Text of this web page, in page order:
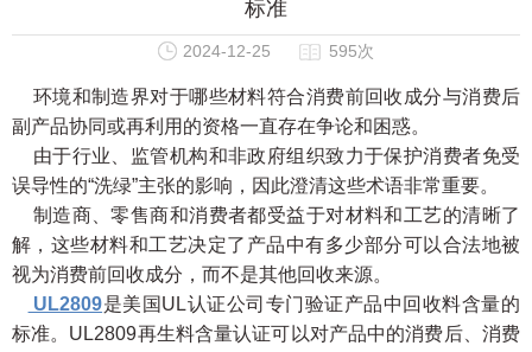
标准
2024-12-25 595次
环境和制造界对于哪些材料符合消费前回收成分与消费后
副产品协同或再利用的资格一直存在争论和困惑。
由于行业、监管机构和非政府组织致力于保护消费者免受
误导性的“洗绿”主张的影响，因此澄清这些术语非常重要。
制造商、零售商和消费者都受益于对材料和工艺的清晰了
解，这些材料和工艺决定了产品中有多少部分可以合法地被
视为消费前回收成分，而不是其他回收来源。
UL2809是美国UL认证公司专门验证产品中回收料含量的
标准。UL2809再生料含量认证可以对产品中的消费后、消费